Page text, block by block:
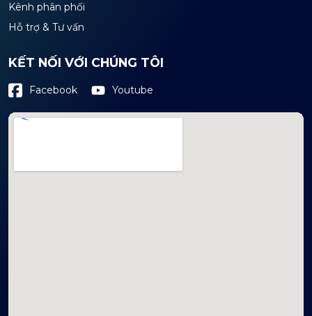
Kênh phân phối
Hỗ trợ & Tư vấn
KẾT NỐI VỚI CHÚNG TÔI
Facebook Youtube